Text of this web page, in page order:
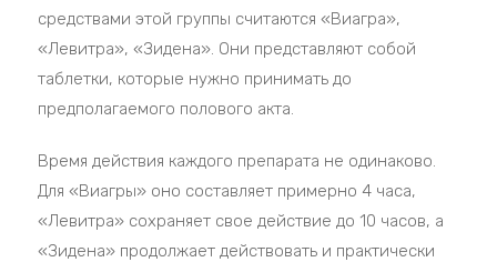
средствами этой группы считаются «Виагра»,
«Левитра», «Зидена». Они представляют собой
таблетки, которые нужно принимать до
предполагаемого полового акта.
Время действия каждого препарата не одинаково.
Для «Виагры» оно составляет примерно 4 часа,
«Левитра» сохраняет свое действие до 10 часов, а
«Зидена» продолжает действовать и практически